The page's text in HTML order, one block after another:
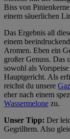
Biss von
einem säuerlichen
Das Ergebnis all
einem
Aromen. Eben ein
großer Genuss. Das
sowohl als
Hauptgericht. Als
reichst du unsere
eher nach einem
Wassermelone zu.
Unser Tipp: Der
Gegrilltem. Also
imImpressum